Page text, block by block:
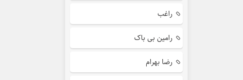
راغب
رامین بی باک
رضا بهرام